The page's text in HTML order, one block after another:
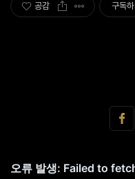
공감 구독하